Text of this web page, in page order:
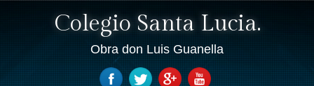
Colegio Santa Lucia.
Obra don Luis Guanella